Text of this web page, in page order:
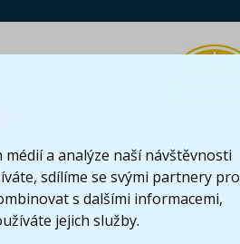
a analýze naší návštěvnosti
sdílíme se svými partnery pro
s dalšími informacemi,
jejich služby.